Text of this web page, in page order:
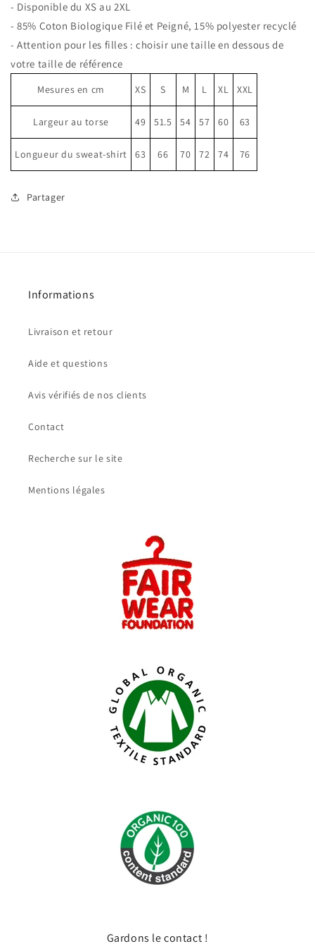
Bio
Le
Chic
Bolchevik
Bio
Le
Chic
- Disponible du XS au 2XL
- 85% Coton Biologique Filé et Peigné, 15% polyester recyclé
- Attention pour les filles : choisir une taille en dessous de
votre taille de référence
Mesures en cm XS S M L XL XXL
Largeur au torse 49 51.5 54 57 60 63
Longueur du sweat-shirt 63 66 70 72 74 76
Partager
Informations
Livraison et retour
Aide et questions
Avis vérifiés de nos clients
Contact
Recherche sur le site
Mentions légales
Gardons le contact !